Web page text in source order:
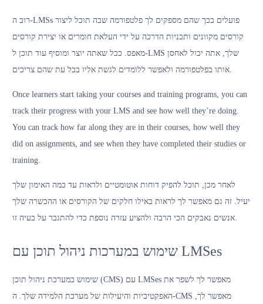
רוב ה-LMSs פועלים בכך שהם מספקים לך פלטפורמה שבה תוכל ליצור
קורסים מקוונים ותכניות הדרכה על ידי העלאת חומרים או יצירת קורסים
מאפס. ככל שאתה יוצר ומוסיף עוד תוכן ל-LMS שלך, אתה יכול לאחסן
אותו בפלטפורמה ולאפשר ללומדים לגשת אליו בכל עת שהם צריכים.
Once learners start taking your courses and training programs, you can
track their progress with your LMS and see how well they’re doing.
You can track how far along they are in their courses, how well they
did on assignments, and see when they have completed their studies or
training.
לאחר מכן, תוכל להפיק דוחות אוטומטיים ולראות עד כמה האימון שלך
יעיל. זה גם מאפשר לך לראות באילו חלקים של הקורסים או ההכשרה שלך
אנשים נאבקים הכי הרבה ולהציע עזרה נוספת כדי להתגבר על בעיה זו.
שימוש במערכות ניהול תוכן עם LMSes
שימוש במערכת ניהול תוכן (CMS) עם LMSes מאפשר לך לשפר את
האפקטיביות והיעילות של מערכת הלמידה שלך. ה-CMS מאפשר לך,